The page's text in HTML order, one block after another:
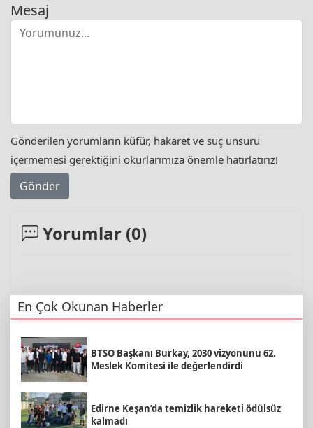
Mesaj
Gönderilen yorumların küfür, hakaret ve suç unsuru
içermemesi gerektiğini okurlarımıza önemle hatırlatırız!
Gönder
Yorumlar (0)
En Çok Okunan Haberler
BTSO Başkanı Burkay, 2030 vizyonunu 62.
Meslek Komitesi ile değerlendirdi
Edirne Keşan’da temizlik hareketi ödülsüz
kalmadı